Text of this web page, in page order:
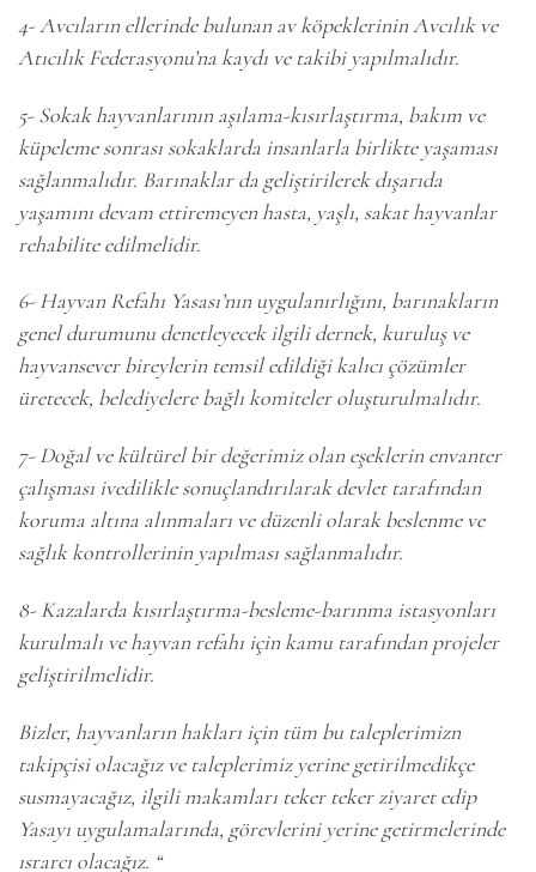
4- Avcıların ellerinde bulunan av köpeklerinin Avcılık ve
Atıcılık Federasyonu’na kaydı ve takibi yapılmalıdır.
5- Sokak hayvanlarının aşılama-kısırlaştırma, bakım ve
küpeleme sonrası sokaklarda insanlarla birlikte yaşaması
sağlanmalıdır. Barınaklar da geliştirilerek dışarıda
yaşamını devam ettiremeyen hasta, yaşlı, sakat hayvanlar
rehabilite edilmelidir.
6- Hayvan Refahı Yasası’nın uygulanırlığını, barınakların
genel durumunu denetleyecek ilgili dernek, kuruluş ve
hayvansever bireylerin temsil edildiği kalıcı çözümler
üretecek, belediyelere bağlı komiteler oluşturulmalıdır.
7- Doğal ve kültürel bir değerimiz olan eşeklerin envanter
çalışması ivedilikle sonuçlandırılarak devlet tarafından
koruma altına alınmaları ve düzenli olarak beslenme ve
sağlık kontrollerinin yapılması sağlanmalıdır.
8- Kazalarda kısırlaştırma-besleme-barınma istasyonları
kurulmalı ve hayvan refahı için kamu tarafından projeler
geliştirilmelidir.
Bizler, hayvanların hakları için tüm bu taleplerimizn
takipçisi olacağız ve taleplerimiz yerine getirilmedikçe
susmayacağız, ilgili makamları teker teker ziyaret edip
Yasayı uygulamalarında, görevlerini yerine getirmelerinde
ısrarcı olacağız. “